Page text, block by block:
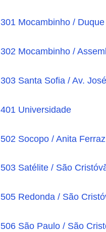
301 Mocambinho /
302 Mocambinho /
303 Santa Sofia / Av.
401 Universidade
502 Socopo / Anita Ferraz
503 Satélite / São
505 Redonda / São
506 São Paulo / São